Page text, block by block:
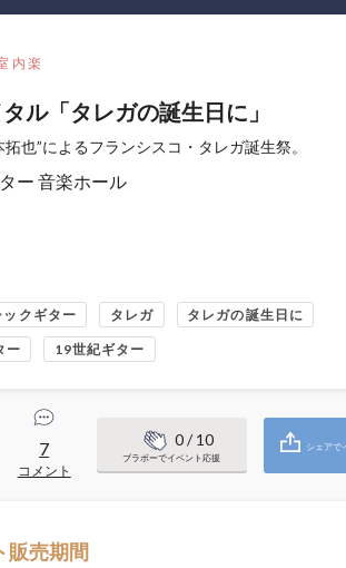
内楽
ル「タレガの誕生日に」
也”によるフランシスコ・タレガ誕生祭。
ー 音楽ホール
ックギター タレガ タレガの誕生日に
ー 19世紀ギター
7
コメント
0/ 10
ブラボーでイベント応援
シェアで
販売期間